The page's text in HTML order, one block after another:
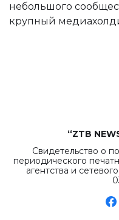
небольшого
крупный
“ZTB
Свидетельство о
периодического
агентства и